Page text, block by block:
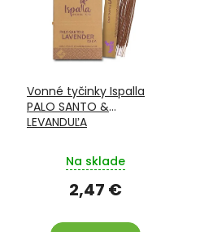
Vonné tyčinky Ispalla
PALO SANTO &
LEVANDUĽA
Na sklade
2,47 €